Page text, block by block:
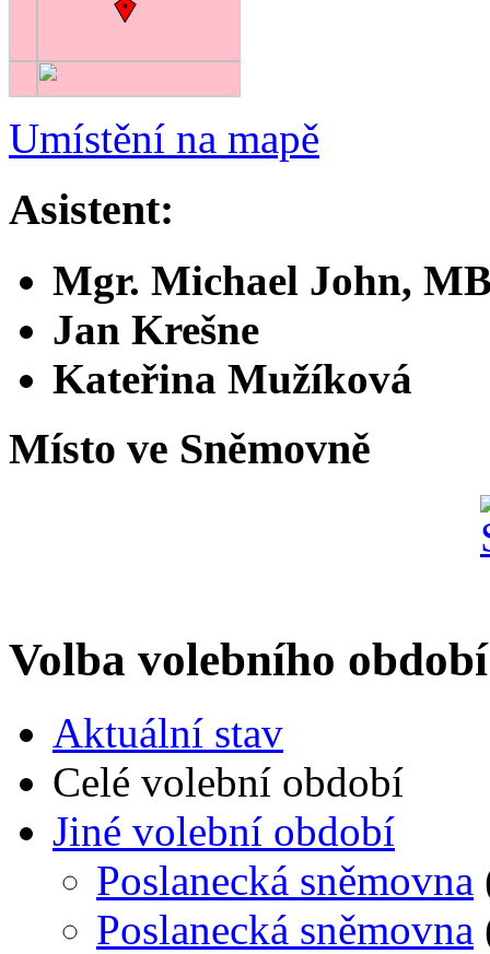
Umístění na mapě
Asistent:
Mgr. Michael John,
Jan Krešne
Kateřina Mužíková
Místo ve Sněmovně
Volba volebního období
Aktuální stav
Celé volební období
Jiné volební období
Poslanecká sněmovna
Poslanecká sněmovna